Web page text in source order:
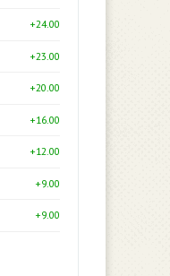
+24.00
+23.00
+20.00
+16.00
+12.00
+9.00
+9.00